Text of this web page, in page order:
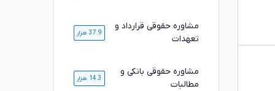
مشاوره حقوقی قرارداد و
تعهدات
37.9 هزار
مشاوره حقوقی بانکی و
مطالبات
14.3 هزار